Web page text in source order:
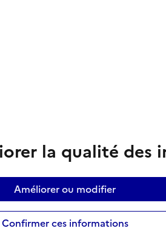
la qualité des
Améliorer ou modifier
Confirmer ces informations